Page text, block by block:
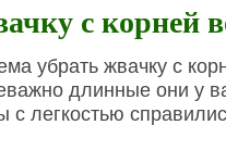
с корней
убрать жвачку с
длинные они у
с легкостью